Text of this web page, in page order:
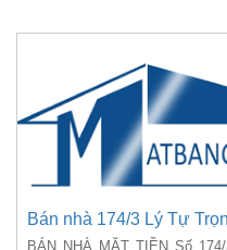
Bán nhà 174/3 Lý Tự
BÁN NHÀ MẶT TIỀN Số